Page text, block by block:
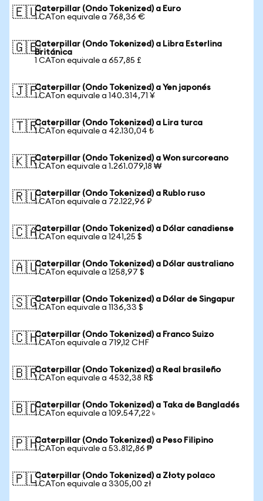
🇪🇺Caterpillar (Ondo Tokenized) a Euro
1 CATon equivale a 768,36 €
🇬🇧Caterpillar (Ondo Tokenized) a Libra Esterlina
Británica
1 CATon equivale a 657,85 £
🇯🇵Caterpillar (Ondo Tokenized) a Yen japonés
1 CATon equivale a 140.314,71 ¥
🇹🇷Caterpillar (Ondo Tokenized) a Lira turca
1 CATon equivale a 42.130,04 ₺
🇰🇷Caterpillar (Ondo Tokenized) a Won surcoreano
1 CATon equivale a 1.261.079,18 ₩
🇷🇺Caterpillar (Ondo Tokenized) a Rublo ruso
1 CATon equivale a 72.122,96 ₽
🇨🇦Caterpillar (Ondo Tokenized) a Dólar canadiense
1 CATon equivale a 1241,25 $
🇦🇺Caterpillar (Ondo Tokenized) a Dólar australiano
1 CATon equivale a 1258,97 $
🇸🇬Caterpillar (Ondo Tokenized) a Dólar de Singapur
1 CATon equivale a 1136,33 $
🇨🇭Caterpillar (Ondo Tokenized) a Franco Suizo
1 CATon equivale a 719,12 CHF
🇧🇷Caterpillar (Ondo Tokenized) a Real brasileño
1 CATon equivale a 4532,38 R$
🇧🇩Caterpillar (Ondo Tokenized) a Taka de Bangladés
1 CATon equivale a 109.547,22 ৳
🇵🇭Caterpillar (Ondo Tokenized) a Peso Filipino
1 CATon equivale a 53.812,86 ₱
🇵🇱Caterpillar (Ondo Tokenized) a Złoty polaco
1 CATon equivale a 3305,00 zł